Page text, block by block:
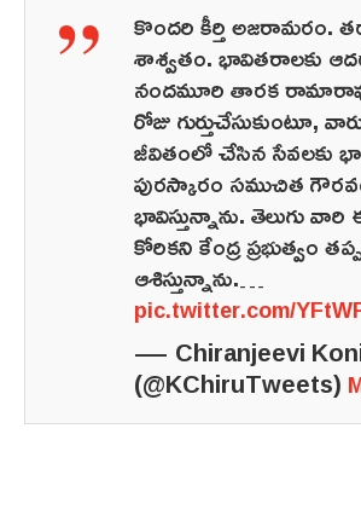
కొందరి కీర్తి అజరామరం.
శాశ్వతం. భావితరాలకు
నందమూరి తారక
రోజు గుర్తుచేసుకుంటూ,
జీవితంలో చేసిన సేవలకు
పురస్కారం సముచిత
భావిస్తున్నాను. తెలుగు
కోరికని కేంద్ర ప్రభుత్వం
ఆశిస్తున్నాను.…
pic.twitter.com/
— Chiranjeevi
(@KChiruTweets)